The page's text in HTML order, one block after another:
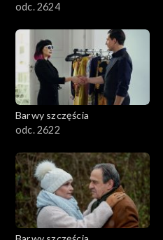
odc. 2624
Barwy szczęścia
odc. 2622